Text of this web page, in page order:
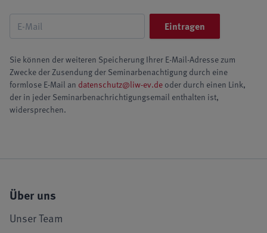
Sie können der weiteren Speicherung Ihrer E-Mail-Adresse zum
Zwecke der Zusendung der Seminarbenachtigung durch eine
formlose E-Mail an datenschutz@liw-ev.deoder durch einen Link,
der in jeder Seminarbenachrichtigungsemail enthalten ist,
widersprechen.
Über uns
Unser Team